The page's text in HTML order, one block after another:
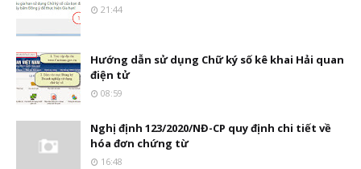
21:44
Hướng dẫn sử dụng Chữ ký số kê khai Hải quan
điện tử
08:59
Nghị định 123/2020/NĐ-CP quy định chi tiết về
hóa đơn chứng từ
16:48